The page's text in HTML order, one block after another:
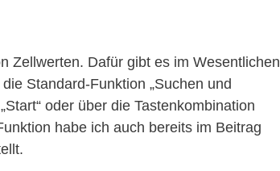
Zellwerten. Dafür gibt es im Wesentlichen
Standard-Funktion „Suchen und
oder über die Tastenkombination
habe ich auch bereits im Beitrag